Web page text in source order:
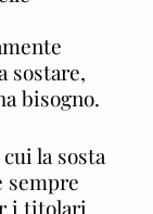
sostare,
bisogno.
la sosta
sempre
i titolari